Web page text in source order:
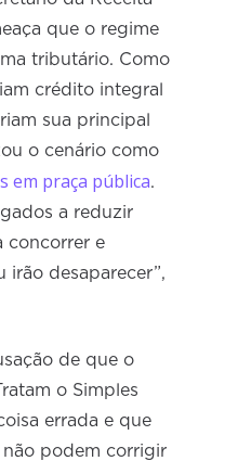
que o regime
tributário. Como
crédito integral
sua principal
o cenário como
em praça pública.
a reduzir
concorrer e
irão desaparecer”,
de que o
o Simples
errada e que
não podem corrigir